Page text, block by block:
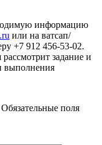
информацию
или на ватсап/
+7 912 456-53-02.
задание и
выполнения
Обязательные поля